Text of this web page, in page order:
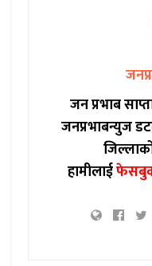
जन प्रभाब
जनप्रभाबन्युज
हामीलाई